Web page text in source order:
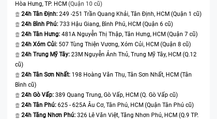
Hòa Hưng, TP. HCM (Quận 10 cũ)
24h Tân Định: 249 -251 Trần Quang Khải, Tân Định, HCM (Quận 1 cũ)
24h Bình Phú: 733 Hậu Giang, Bình Phú, HCM (Quận 6 cũ)
24h Tân Hưng: 481A Nguyễn Thị Thập, Tân Hưng, HCM (Quận 7 cũ)
24h Xóm Củi: 507 Tùng Thiện Vương, Xóm Củi, HCM (Quận 8 cũ)
24h Trung Mỹ Tây: 23M Nguyễn Ảnh Thủ, Trung Mỹ Tây, HCM (Q.12
cũ)
24h Tân Sơn Nhất: 198 Hoàng Văn Thụ, Tân Sơn Nhất, HCM (Tân
Bình cũ)
24h Gò Vấp: 389 Quang Trung, Gò Vấp, HCM (Q. Gò Vấp cũ)
24h Tân Phú: 625 - 625A Âu Cơ, Tân Phú, HCM (Quận Tân Phú cũ)
24h Tăng Nhơn Phú: 326 Lê Văn Việt, Tăng Nhơn Phú, HCM (Q.9 TP.